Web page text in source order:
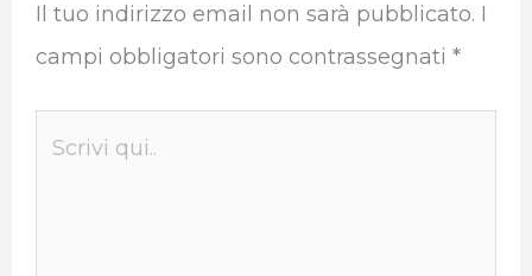
Il tuo indirizzo email non sarà pubblicato. I
campi obbligatori sono contrassegnati *